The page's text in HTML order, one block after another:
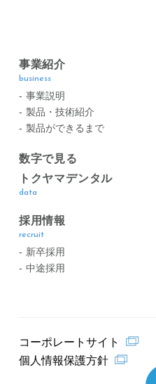
事業紹介
business
事業説明
製品・技術紹介
製品ができるまで
数字で見る
トクヤマデンタル
data
採用情報
recruit
新卒採用
中途採用
コーポレートサイト
個人情報保護方針